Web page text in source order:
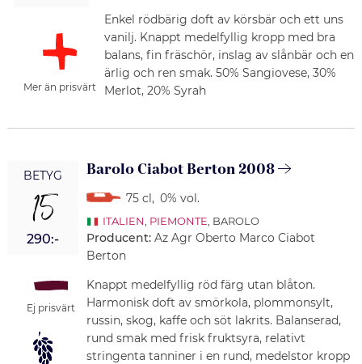
Mer än prisvärt
Enkel rödbärig doft av körsbär och ett uns
vanilj. Knappt medelfyllig kropp med bra
balans, fin fräschör, inslag av slånbär och en
ärlig och ren smak. 50% Sangiovese, 30%
Merlot, 20% Syrah
BETYG
15
290:-
Ej prisvärt
Barolo Ciabot Berton 2008
75 cl, 0% vol.
ITALIEN PIEMONTE , BAROLO
Producent: Az Agr Oberto Marco Ciabot
Berton
Knappt medelfyllig röd färg utan blåton.
Harmonisk doft av smörkola, plommonsylt,
russin, skog, kaffe och söt lakrits. Balanserad,
rund smak med frisk fruktsyra, relativt
stringenta tanniner i en rund, medelstor kropp